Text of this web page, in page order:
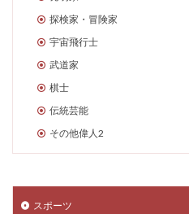
探検家・冒険家
宇宙飛行士
武道家
棋士
伝統芸能
その他偉人2
スポーツ